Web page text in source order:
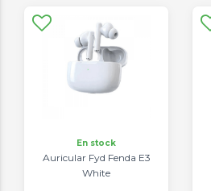
En stock
Auricular Fyd Fenda E3
White